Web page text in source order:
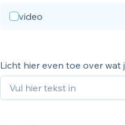
video
Licht hier even toe over wat